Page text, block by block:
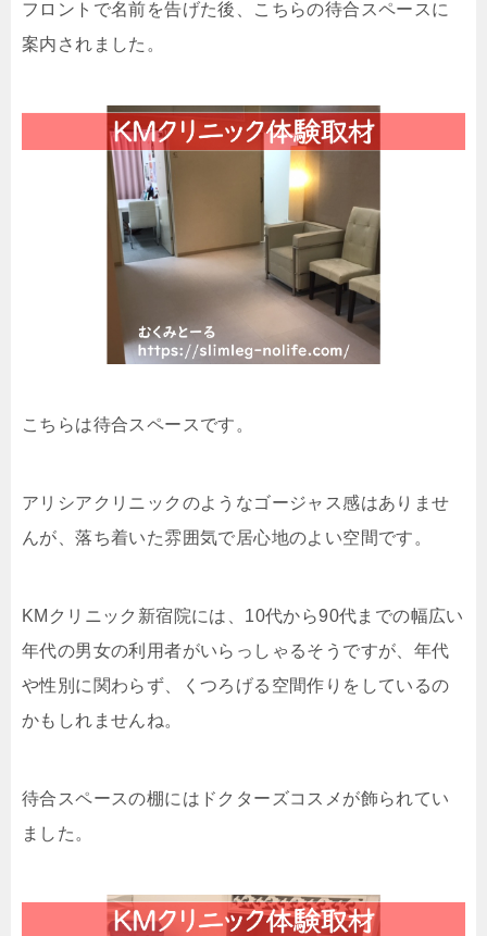
フロントで名前を告げた後、こちらの待合スペースに
案内されました。
こちらは待合スペースです。
アリシアクリニックのようなゴージャス感はありませ
んが、落ち着いた雰囲気で居心地のよい空間です。
KMクリニック新宿院には、10代から90代までの幅広い
年代の男女の利用者がいらっしゃるそうですが、年代
や性別に関わらず、くつろげる空間作りをしているの
かもしれませんね。
待合スペースの棚にはドクターズコスメが飾られてい
ました。